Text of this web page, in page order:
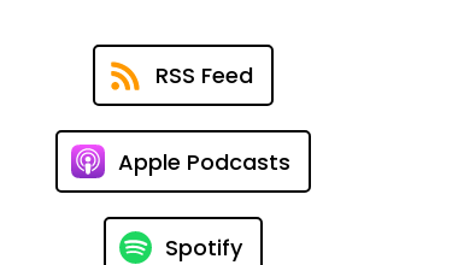
RSS Feed
Apple Podcasts
Spotify